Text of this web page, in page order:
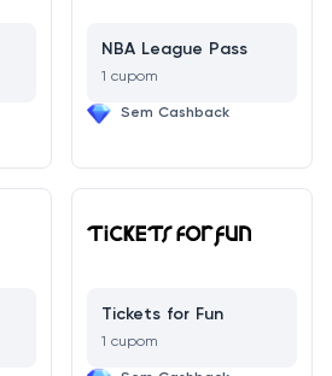
NBA League Pass
1 cupom
Sem Cashback
Tickets for Fun
1 cupom